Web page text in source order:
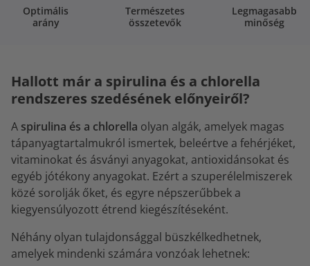
Optimális
arány
Természetes
összetevők
Legmagasabb
minőség
Hallott már a spirulina és a chlorella
rendszeres szedésének előnyeiről?
A spirulina és a chlorella olyan algák, amelyek magas
tápanyagtartalmukról ismertek, beleértve a fehérjéket,
vitaminokat és ásványi anyagokat, antioxidánsokat és
egyéb jótékony anyagokat. Ezért a szuperélelmiszerek
közé sorolják őket, és egyre népszerűbbek a
kiegyensúlyozott étrend kiegészítéseként.
Néhány olyan tulajdonsággal büszkélkedhetnek,
amelyek mindenki számára vonzóak lehetnek: